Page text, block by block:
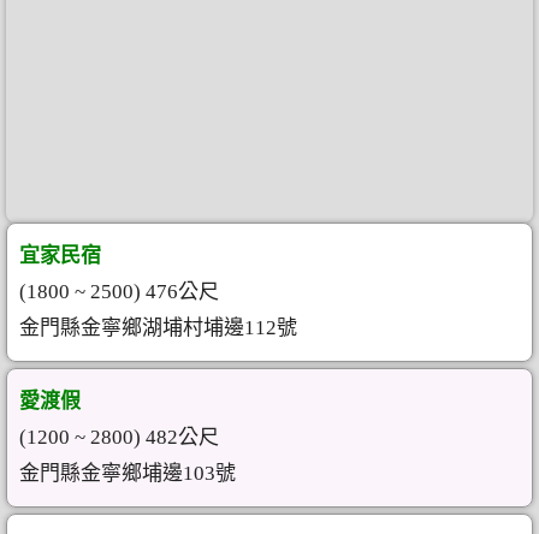
宜家民宿
(1800 ~ 2500) 476公尺
金門縣金寧鄉湖埔村埔邊112號
愛渡假
(1200 ~ 2800) 482公尺
金門縣金寧鄉埔邊103號